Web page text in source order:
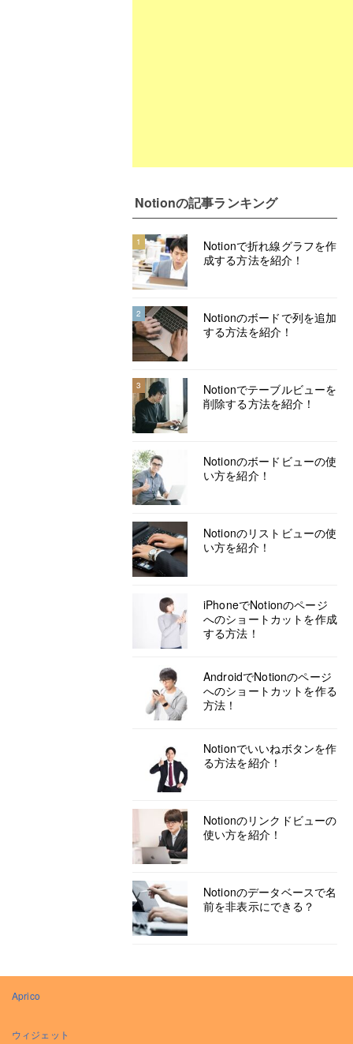
Notionの記事ランキング
1
Notionで折れ線グラフを作
成する方法を紹介！
2
Notionのボードで列を追加
する方法を紹介！
3
Notionでテーブルビューを
削除する方法を紹介！
Notionのボードビューの使
い方を紹介！
Notionのリストビューの使
い方を紹介！
iPhoneでNotionのページ
へのショートカットを作成
する方法！
AndroidでNotionのページ
へのショートカットを作る
方法！
Notionでいいねボタンを作
る方法を紹介！
Notionのリンクドビューの
使い方を紹介！
Notionのデータベースで名
前を非表示にできる？
Aprico
ウィジェット